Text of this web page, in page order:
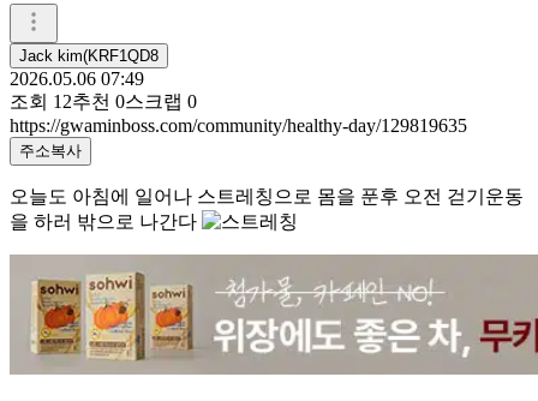
Jack kim(KRF1QD8
2026.05.06 07:49
조회 12추천 0스크랩 0
https://gwaminboss.com/community/healthy-day/129819635
주소복사
오늘도 아침에 일어나 스트레칭으로 몸을 푼후 오전 걷기운동
을 하러 밖으로 나간다